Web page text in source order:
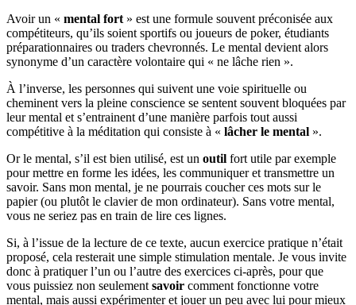
Avoir un « mental fort » est une formule souvent préconisée aux
compétiteurs, qu’ils soient sportifs ou joueurs de poker, étudiants
préparationnaires ou traders chevronnés. Le mental devient alors
synonyme d’un caractère volontaire qui « ne lâche rien ».
À l’inverse, les personnes qui suivent une voie spirituelle ou
cheminent vers la pleine conscience se sentent souvent bloquées par
leur mental et s’entrainent d’une manière parfois tout aussi
compétitive à la méditation qui consiste à « lâcher le mental ».
Or le mental, s’il est bien utilisé, est un outil fort utile par exemple
pour mettre en forme les idées, les communiquer et transmettre un
savoir. Sans mon mental, je ne pourrais coucher ces mots sur le
papier (ou plutôt le clavier de mon ordinateur). Sans votre mental,
vous ne seriez pas en train de lire ces lignes.
Si, à l’issue de la lecture de ce texte, aucun exercice pratique n’était
proposé, cela resterait une simple stimulation mentale. Je vous invite
donc à pratiquer l’un ou l’autre des exercices ci-après, pour que
vous puissiez non seulement savoir comment fonctionne votre
mental, mais aussi expérimenter et jouer un peu avec lui pour mieux